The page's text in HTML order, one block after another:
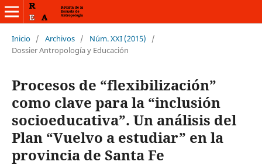
Inicio / Archivos / Núm. XXI (2015)
/
Dossier Antropología y Educación
Procesos de “flexibilización”
como clave para la “inclusión
socioeducativa”. Un análisis del
Plan “Vuelvo a estudiar” en la
provincia de Santa Fe